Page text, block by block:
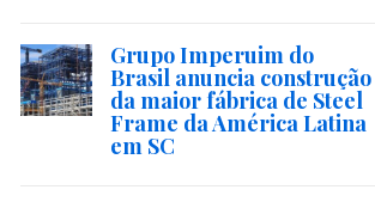
Grupo Imperuim do
Brasil anuncia construção
da maior fábrica de Steel
Frame da América Latina
em SC